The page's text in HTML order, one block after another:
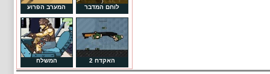
לוחם המדבר המערב הפרוע
האקדח 2 המשלח